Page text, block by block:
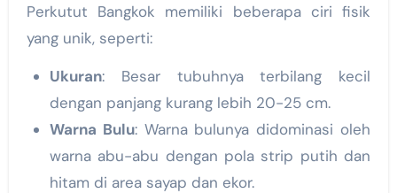
Perkutut Bangkok memiliki beberapa ciri fisik
yang unik, seperti:
Ukuran: Besar tubuhnya terbilang kecil
dengan panjang kurang lebih 20-25 cm.
Warna Bulu: Warna bulunya didominasi oleh
warna abu-abu dengan pola strip putih dan
hitam di area sayap dan ekor.